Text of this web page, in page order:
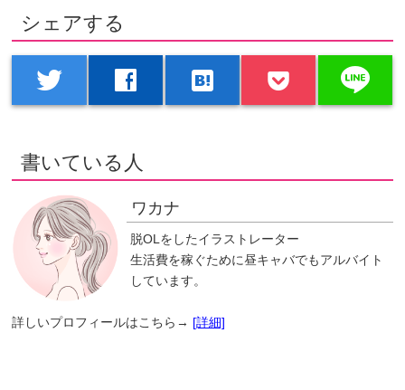
シェアする
twitter facebook hatenabookmark line
書いている人
ワカナ
脱OLをしたイラストレーター
生活費を稼ぐために昼キャバでもアルバイト
しています。
詳しいプロフィールはこちら→ [詳細]